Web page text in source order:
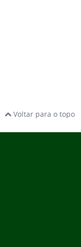
Voltar para o topo